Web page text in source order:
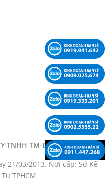
TNHH TM-DV-KT LÊ PHẠM -
21/03/2013. Nơi cấp: Sở Kế
TPHCM